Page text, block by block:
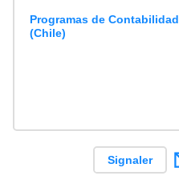
Programas de Contabilidad
(Chile)
Signaler